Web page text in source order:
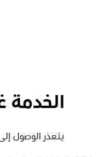
الخدمة
يتعذر الوصول